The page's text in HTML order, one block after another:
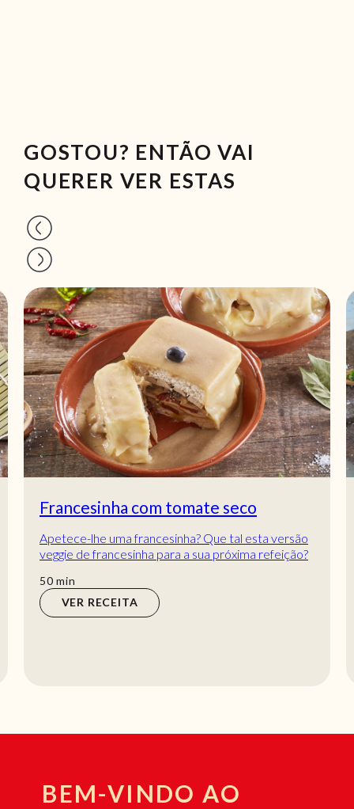
GOSTOU? ENTÃO VAI
QUERER VER ESTAS
Francesinha com tomate seco
Apetece-lhe uma francesinha? Que tal esta versão
veggie de francesinha para a sua próxima refeição?
50min
min
VER RECEITA
BEM-VINDO AO